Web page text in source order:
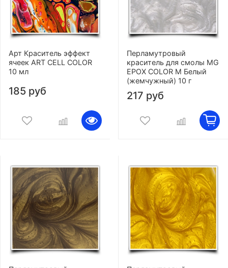
Арт Краситель эффект
ячеек ART CELL COLOR
10 мл
185 руб
Перламутровый
краситель для смолы MG
EPOX COLOR M Белый
(жемчужный) 10 г
217 руб